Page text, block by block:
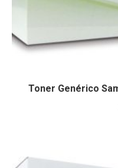
Toner Genérico